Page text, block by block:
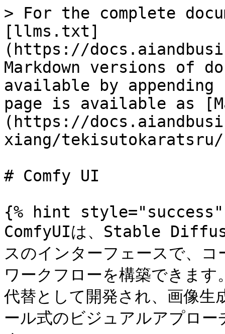
> For the complete
[llms.txt]
(https://
Markdown versions of
available by
page is available as
(https://
xiang/tekisutokaratsru/
# Comfy UI
{% hint style="success"
ComfyUIは、Stable
スのインターフェースで、
ワークフローを構築でき
代替として開発され、画像生
ール式のビジュアルアプロ